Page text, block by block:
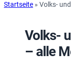
Startseite » Volks-
Volks-
– alle